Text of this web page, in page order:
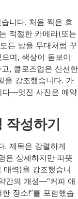
니다. 처음 찍은 흐
적절한 카메라(또는
든 방을 무대처럼 꾸
며, 색상이 돋보이
, 클로즈업은 신선한
을 강조했습니다. 가
다—멋진 사진은 예약
작성하기
. 제목은 강렬하게
은 상세하지만 따뜻
력)을 강조했습니
간의 개성—“커피 애
장소!”를 포함했습